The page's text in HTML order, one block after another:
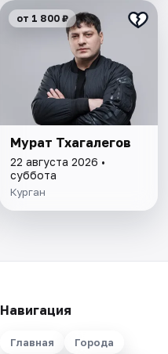
от 1 800 ₽
Мурат Тхагалегов
22 августа 2026 •
суббота
Курган
Навигация
Главная Города